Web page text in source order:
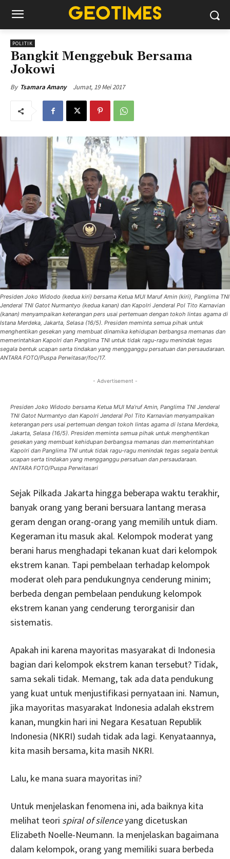
POLITIK
Bangkit Menggebuk Bersama
Jokowi
By Tsamara Amany Jumat, 19 Mei 2017
Presiden Joko Widodo (kedua kiri) bersama Ketua MUI Maruf Amin (kiri), Panglima TNI
Jenderal TNI Gatot Nurmantyo (kedua kanan) dan Kapolri Jenderal Pol Tito Karnavian
(kanan) menyampaikan keterangan pers usai pertemuan dengan tokoh lintas agama di
Istana Merdeka, Jakarta, Selasa (16/5). Presiden meminta semua pihak untuk
menghentikan gesekan yang membuat dinamika kehidupan berbangsa memanas dan
memerintahkan Kapolri dan Panglima TNI untuk tidak ragu-ragu menindak tegas
segala bentuk ucapan serta tindakan yang mengganggu persatuan dan persaudaraan.
ANTARA FOTO/Puspa Perwitasar/foc/17.
- Advertisement -
Presiden Joko Widodo bersama Ketua MUI Ma’ruf Amin, Panglima TNI Jenderal
TNI Gatot Nurmantyo dan Kapolri Jenderal Pol Tito Karnavian menyampaikan
keterangan pers usai pertemuan dengan tokoh lintas agama di Istana Merdeka,
Jakarta, Selasa (16/5). Presiden meminta semua pihak untuk menghentikan
gesekan yang membuat kehidupan berbangsa memanas dan memerintahkan
Kapolri dan Panglima TNI untuk tidak ragu-ragu menindak tegas segala bentuk
ucapan serta tindakan yang mengganggu persatuan dan persaudaraan.
ANTARA FOTO/Puspa Perwitasari
Sejak Pilkada Jakarta hingga beberapa waktu terakhir,
banyak orang yang berani bersuara lantang merasa
geram dengan orang-orang yang memilih untuk diam.
Kegeraman itu masuk akal. Kelompok moderat yang
berani harus menghadapi tekanan kuat dari kelompok
ekstrem kanan. Tapi pembelaan terhadap kelompok
moderat oleh para pendukungnya cenderung minim;
berbeda dengan pembelaan pendukung kelompok
ekstrem kanan yang cenderung terorganisir dan
sistematis.
Apakah ini karena mayoritas masyarakat di Indonesia
bagian dari kelompok ekstrem kanan tersebut? Tidak,
sama sekali tidak. Memang, tak ada data pendukung
yang kuat untuk menjustifikasi pernyataan ini. Namun,
jika mayoritas masyarakat Indonesia adalah ekstrem
kanan, mungkin hari ini Negara Kesatuan Republik
Indonesia (NKRI) sudah tidak ada lagi. Kenyataannya,
kita masih bersama, kita masih NKRI.
Lalu, ke mana suara mayoritas ini?
Untuk menjelaskan fenomena ini, ada baiknya kita
melihat teori spiral of silenceyang dicetuskan
Elizabeth Noelle-Neumann. Ia menjelaskan bagaimana
dalam kelompok, orang yang memiliki suara berbeda